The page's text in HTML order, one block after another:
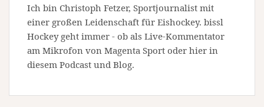
Ich bin Christoph Fetzer, Sportjournalist mit
einer großen Leidenschaft für Eishockey. bissl
Hockey geht immer - ob als Live-Kommentator
am Mikrofon von Magenta Sport oder hier in
diesem Podcast und Blog.